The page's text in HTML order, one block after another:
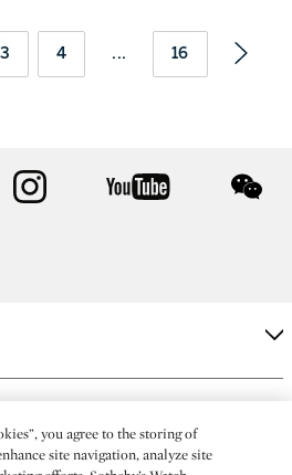
3 4 ... 16
instagram youtube
you agree to the storing of
site navigation, analyze site